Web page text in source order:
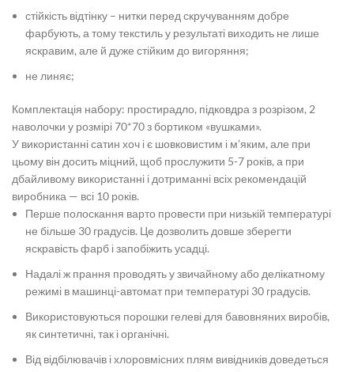
стійкість відтінку – нитки перед скручуванням добре
фарбують, а тому текстиль у результаті виходить не лише
яскравим, але й дуже стійким до вигоряння;
не линяє;
Комплектація набору: простирадло, підковдра з розрізом, 2
наволочки у розмірі 70*70 з бортиком «вушками».
У використанні сатин хоч і є шовковистим і м’яким, але при
цьому він досить міцний, щоб прослужити 5-7 років, а при
дбайливому використанні і дотриманні всіх рекомендацій
виробника — всі 10 років.
Перше полоскання варто провести при низькій температурі
не більше 30 градусів. Це дозволить довше зберегти
яскравість фарб і запобіжить усадці.
Надалі ж прання проводять у звичайному або делікатному
режимі в машинці-автомат при температурі 30 градусів.
Використовуються порошки гелеві для бавовняних виробів,
як синтетичні, так і органічні.
Від відбілювачів і хлоровмісних плям вивідників доведеться